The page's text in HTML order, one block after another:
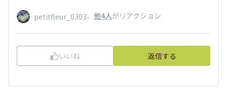
petitfleur_0303、 他4人がリアクション
いいね 返信する